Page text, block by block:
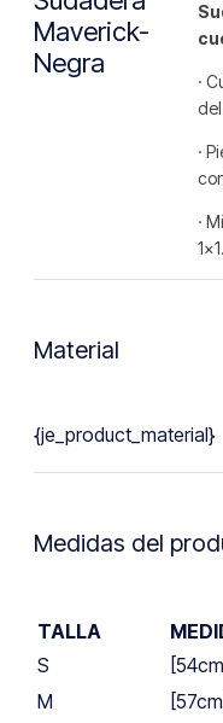
Maverick-
Negra
·
·
·
1×1.
Material
{je_product_material}
Medidas del
TALLA
S
M